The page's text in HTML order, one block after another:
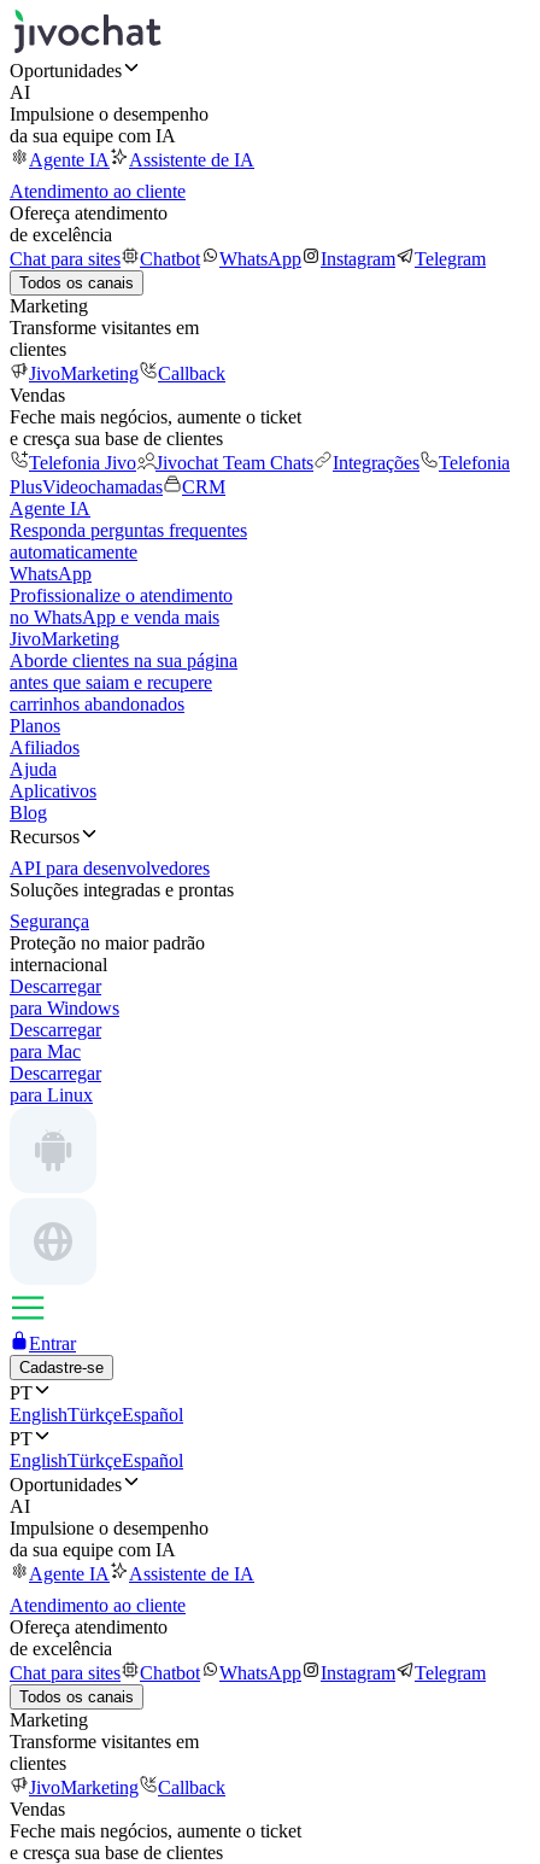
Oportunidades
AI
Impulsione o desempenho
da sua equipe com IA
Agente IA
Assistente de IA
Atendimento ao cliente
Ofereça atendimento
de excelência
Chat para sites
Chatbot WhatsApp Instagram Telegram
Todos os canais
Marketing
Transforme visitantes em
clientes
JivoMarketing
Callback
Vendas
Feche mais negócios, aumente o ticket
e cresça sua base de clientes
Telefonia Jivo
Jivochat Team Chats Integrações
Telefonia
PlusVideochamadas
CRM
Agente IA
Responda perguntas frequentes
automaticamente
WhatsApp
Profissionalize o atendimento
no WhatsApp e venda mais
JivoMarketing
Aborde clientes na sua página
antes que saiam e recupere
carrinhos abandonados
Planos
Afiliados
Ajuda
Aplicativos
Blog
Recursos
API para desenvolvedores
Soluções integradas e prontas
Segurança
Proteção no maior padrão
internacional
Descarregar
para Windows
Descarregar
para Mac
Descarregar
para Linux
Entrar
Cadastre-se
PT
EnglishTürkçeEspañol
PT
EnglishTürkçeEspañol
Oportunidades
AI
Impulsione o desempenho
da sua equipe com IA
Agente IA
Assistente de IA
Atendimento ao cliente
Ofereça atendimento
de excelência
Chat para sites
Chatbot WhatsApp Instagram Telegram
Todos os canais
Marketing
Transforme visitantes em
clientes
JivoMarketing
Callback
Vendas
Feche mais negócios, aumente o ticket
e cresça sua base de clientes